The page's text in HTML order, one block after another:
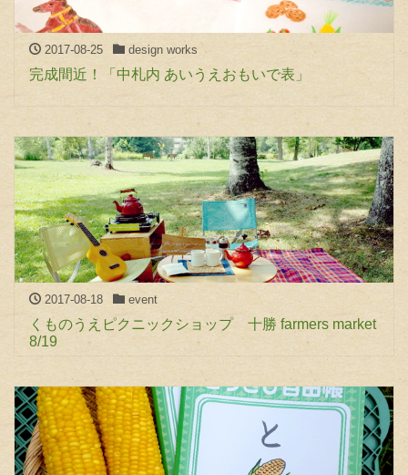
2017-08-25 design works
完成間近！「中札内 あいうえおもいで表」
2017-08-18 event
くものうえピクニックショップ 十勝 farmers market
8/19